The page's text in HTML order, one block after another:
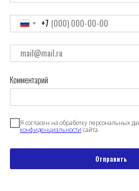
+7
Комментарий
Я согласен на обработку персональных
конфиденциальности сайта.
Отправить